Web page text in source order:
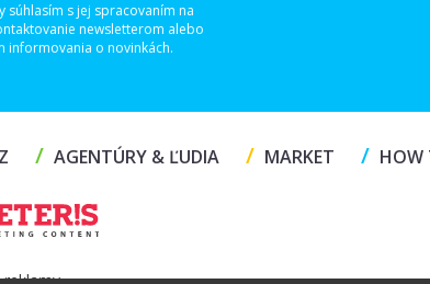
súhlasím s jej spracovaním na
newsletterom alebo
informovania o novinkách.
/ AGENTÚRY & ĽUDIA / MARKET / HOW